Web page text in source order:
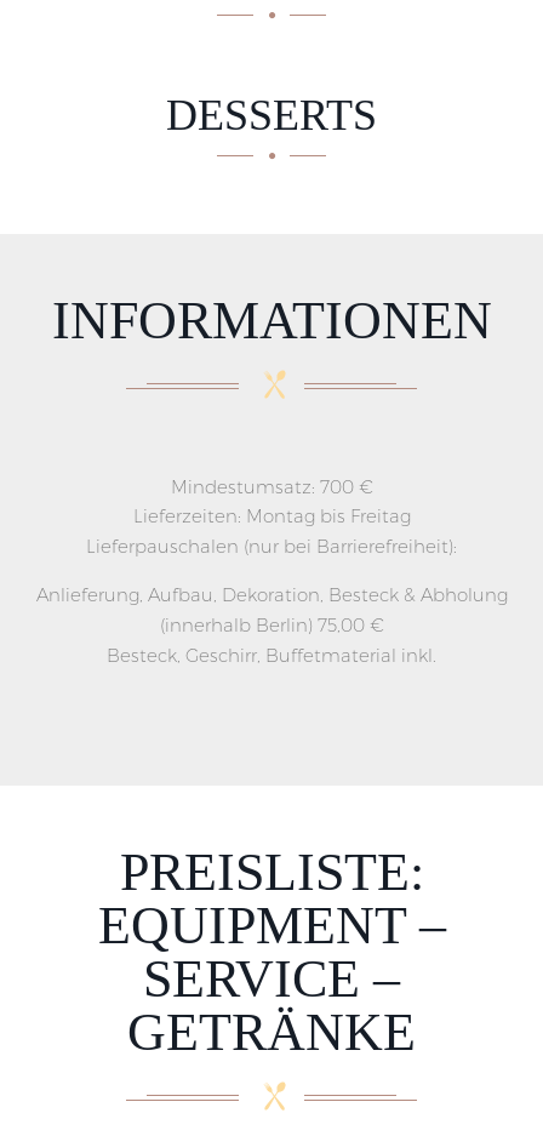
DESSERTS
INFORMATIONEN
Mindestumsatz: 700 €
Lieferzeiten: Montag bis Freitag
Lieferpauschalen (nur bei Barrierefreiheit):
Anlieferung, Aufbau, Dekoration, Besteck & Abholung
(innerhalb Berlin) 75,00 €
Besteck, Geschirr, Buffetmaterial inkl.
PREISLISTE:
EQUIPMENT –
SERVICE –
GETRÄNKE